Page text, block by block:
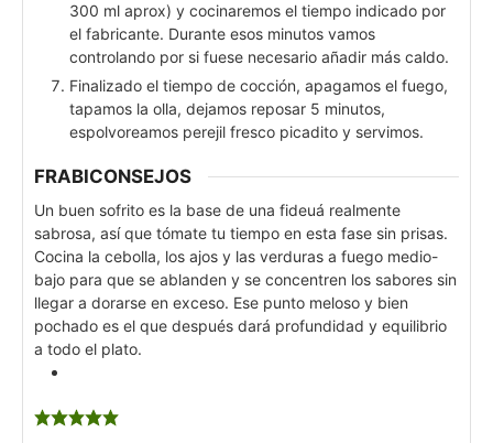
300 ml aprox) y cocinaremos el tiempo indicado por
el fabricante. Durante esos minutos vamos
controlando por si fuese necesario añadir más caldo.
Finalizado el tiempo de cocción, apagamos el fuego,
tapamos la olla, dejamos reposar 5 minutos,
espolvoreamos perejil fresco picadito y servimos.
FRABICONSEJOS
Un buen sofrito es la base de una fideuá realmente
sabrosa, así que tómate tu tiempo en esta fase sin prisas.
Cocina la cebolla, los ajos y las verduras a fuego medio-
bajo para que se ablanden y se concentren los sabores sin
llegar a dorarse en exceso. Ese punto meloso y bien
pochado es el que después dará profundidad y equilibrio
a todo el plato.